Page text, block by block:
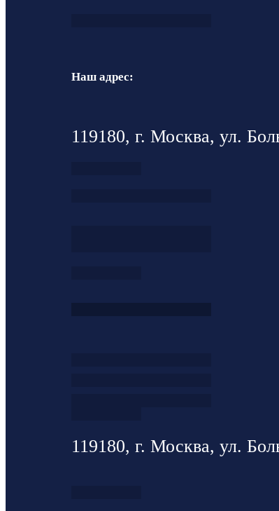
Наш адрес:
119180, г. Москва, ул.
119180, г. Москва, ул.